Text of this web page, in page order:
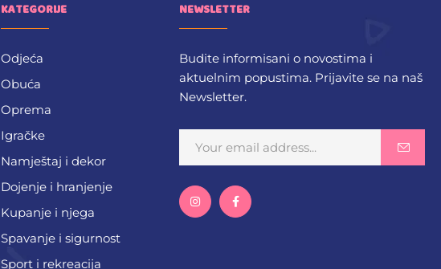
KATEGORIJE
Odjeća
Obuća
Oprema
Igračke
Namještaj i dekor
Dojenje i hranjenje
Kupanje i njega
Spavanje i sigurnost
Sport i rekreacija
NEWSLETTER
Budite informisani o novostima i
aktuelnim popustima. Prijavite se na naš
Newsletter.